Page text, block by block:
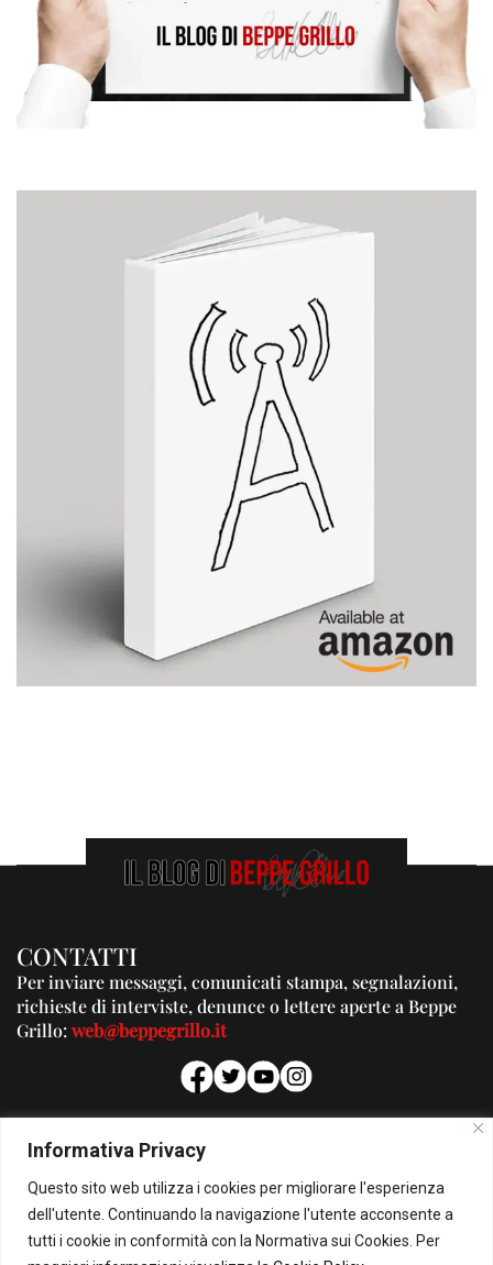
Informativa Privacy
Questo sito web utilizza i cookies per migliorare l'esperienza
dell'utente. Continuando la navigazione l'utente acconsente a
tutti i cookie in conformità con la Normativa sui Cookies. Per
CONTATTI
Per inviare messaggi, comunicati stampa, segnalazioni,
richieste di interviste, denunce o lettere aperte a Beppe
Grillo:web@beppegrillo.it
PUBBLICITA'
Per la tua pubblicità su questo Blog:
pubblicita@beppegrillo.it